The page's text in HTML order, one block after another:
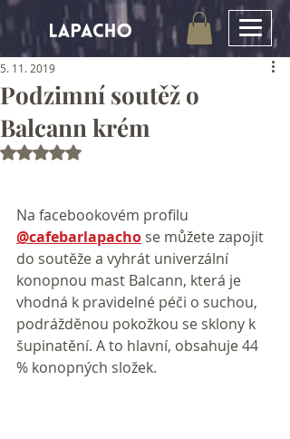
Podzimní soutěž o
Balcann krém
5. 11. 2019
Hodnoceno NaN z 5 hvězdiček.
Na facebookovém profilu
@cafebarlapacho se můžete zapojit
do soutěže a vyhrát univerzální
konopnou mast Balcann, která je
vhodná k pravidelné péči o suchou,
podrážděnou pokožkou se sklony k
šupinatění. A to hlavní, obsahuje 44
% konopných složek.